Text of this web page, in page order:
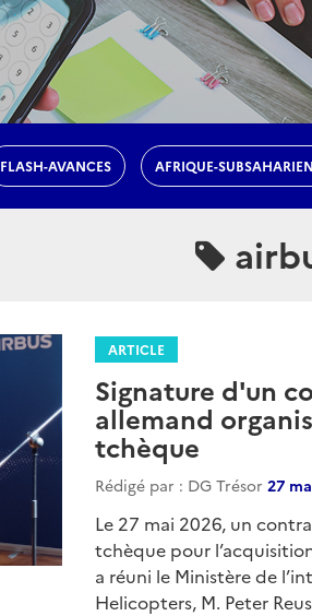
FLASH-AVANCES AFRIQUE-
ARTICLE
Signature d'un
allemand
tchèque
Rédigé par : DG Trésor 27
Le 27 mai 2026, un
tchèque pour
a réuni le Ministère de
Helicopters, M. Peter